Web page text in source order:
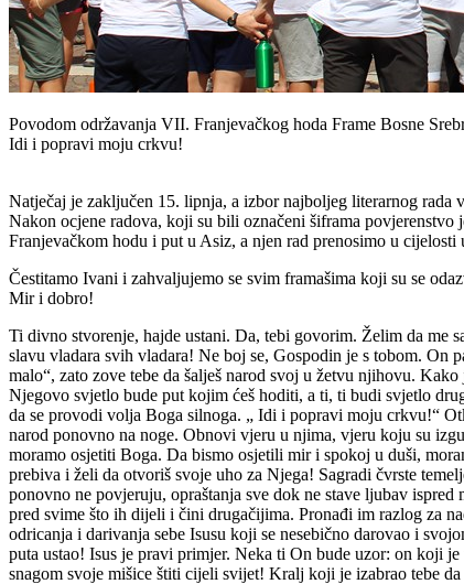
Povodom održavanja VII. Franjevačkog hoda Frame Bosne
Idi i popravi moju crkvu!
Natječaj je zaključen 15. lipnja, a izbor najboljeg literarnog
Nakon ocjene radova, koji su bili označeni šiframa
Franjevačkom hodu i put u Asiz, a njen rad prenosimo u cijelosti
Čestitamo Ivani i zahvaljujemo se svim framašima koji su se
Mir i dobro!
Ti divno stvorenje, hajde ustani. Da, tebi govorim. Želim da me
slavu vladara svih vladara! Ne boj se, Gospodin je s tobom. On
malo“, zato zove tebe da šalješ narod svoj u žetvu njihovu.
Njegovo svjetlo bude put kojim ćeš hoditi, a ti, ti budi svjetlo
da se provodi volja Boga silnoga. „ Idi i popravi moju crkvu!“
narod ponovno na noge. Obnovi vjeru u njima, vjeru koju su
moramo osjetiti Boga. Da bismo osjetili mir i spokoj u duši,
prebiva i želi da otvoriš svoje uho za Njega! Sagradi čvrste
ponovno ne povjeruju, opraštanja sve dok ne stave ljubav
pred svime što ih dijeli i čini drugačijima. Pronađi im razlog za
odricanja i darivanja sebe Isusu koji se nesebično darovao i
puta ustao! Isus je pravi primjer. Neka ti On bude uzor: on koji
snagom svoje mišice štiti cijeli svijet! Kralj koji je izabrao tebe